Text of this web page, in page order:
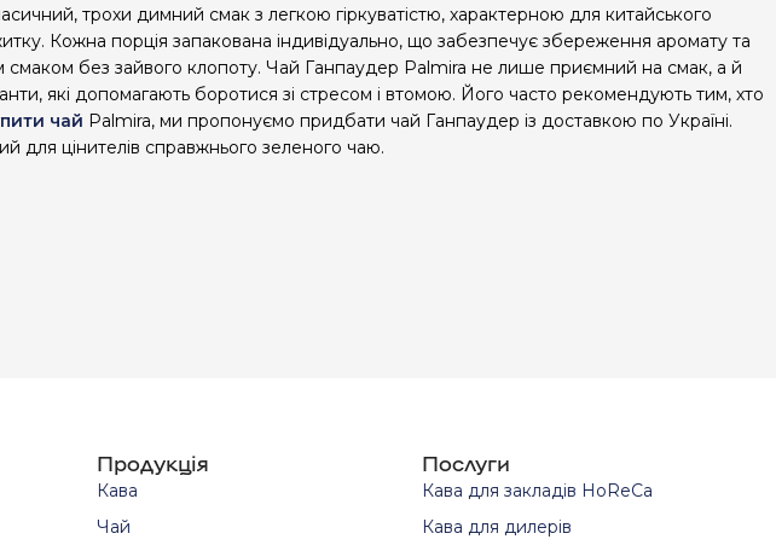
трохи димний смак з легкою гіркуватістю, характерною для китайського
Кожна порція запакована індивідуально, що забезпечує збереження аромату та
смаком без зайвого клопоту. Чай Ганпаудер Palmira не лише приємний на смак, а й
які допомагають боротися зі стресом і втомою. Його часто рекомендують тим, хто
чай Palmira, ми пропонуємо придбати чай Ганпаудер із доставкою по Україні.
для цінителів справжнього зеленого чаю.
Продукція
Кава
Чай
Послуги
Кава для закладів HoReCa
Кава для дилерів